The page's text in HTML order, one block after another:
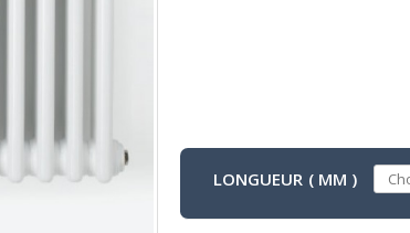
LONGUEUR ( MM )